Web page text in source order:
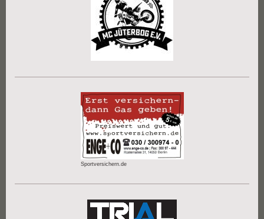
Sportversichern.de